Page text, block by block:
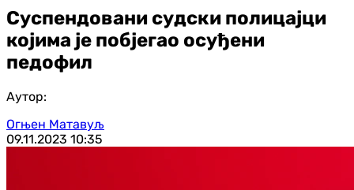
Суспендовани судски полицајци
којима је побјегао осуђени
педофил
Аутор:
Огњен Матавуљ
09.11.2023 10:35